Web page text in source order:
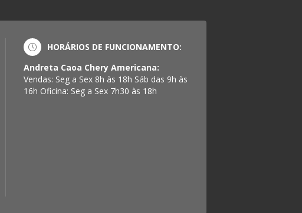
HORÁRIOS DE FUNCIONAMENTO:
Andreta Caoa Chery Americana:
Vendas: Seg a Sex 8h às 18h Sáb das 9h às
16h Oficina: Seg a Sex 7h30 às 18h